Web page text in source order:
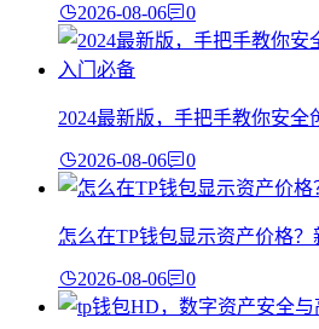
2026-08-06 0
2024最新版，手把手教你安全
2026-08-06 0
怎么在TP钱包显示资产价格
2026-08-06 0